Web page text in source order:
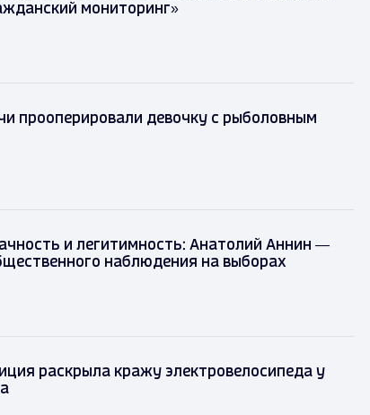
мониторинг»
прооперировали девочку с рыболовным
и легитимность: Анатолий Аннин —
наблюдения на выборах
раскрыла кражу
у 23-летнего курьера